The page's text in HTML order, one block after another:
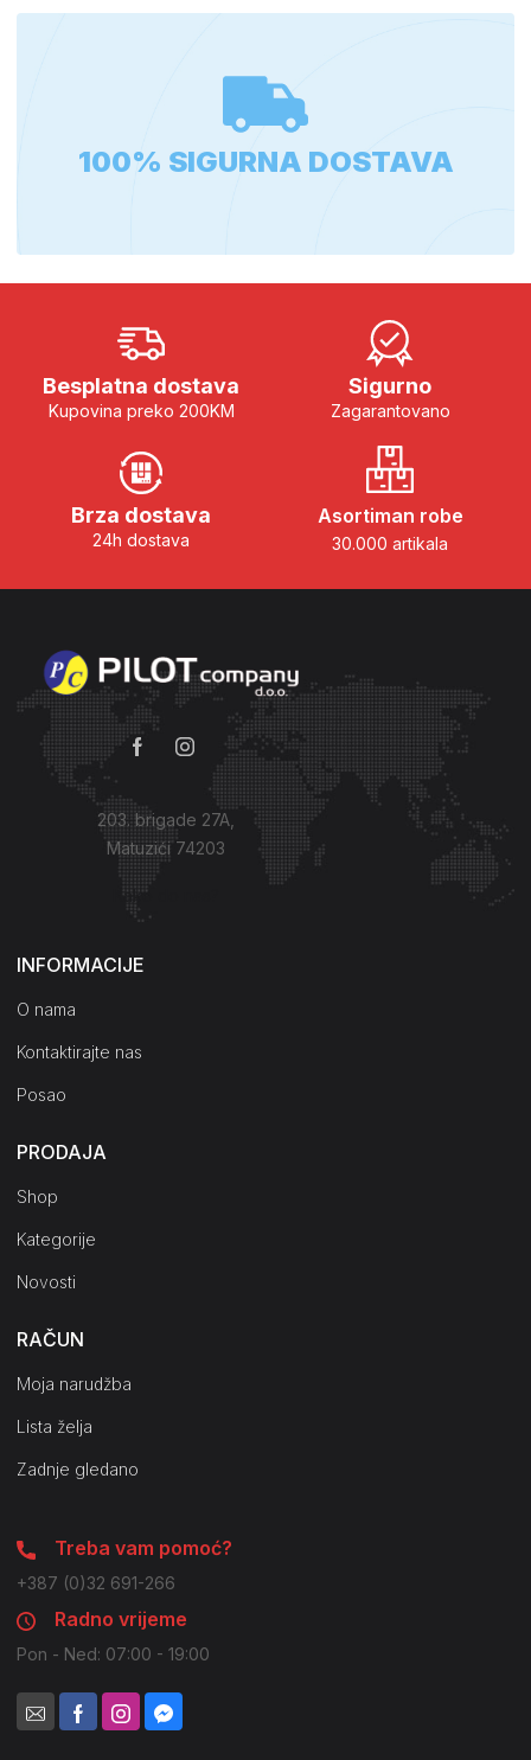
100% SIGURNA DOSTAVA
Besplatna dostava
Kupovina preko 200KM
Sigurno
Zagarantovano
Brza dostava
24h dostava
Asortiman robe
30.000 artikala
203. brigade 27A,
Matuzići 74203
Kako do nas?
INFORMACIJE
O nama
Kontaktirajte nas
Posao
PRODAJA
Shop
Kategorije
Novosti
RAČUN
Moja narudžba
Lista želja
Zadnje gledano
Treba vam pomoć?
+387 (0)32 691-266
Radno vrijeme
Pon - Ned: 07:00 - 19:00